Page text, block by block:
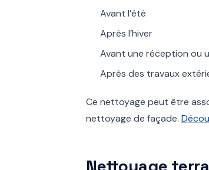
Avant l’été
Après l’hiver
Avant une réception ou
Après des travaux
Ce nettoyage peut être
nettoyage de façade.